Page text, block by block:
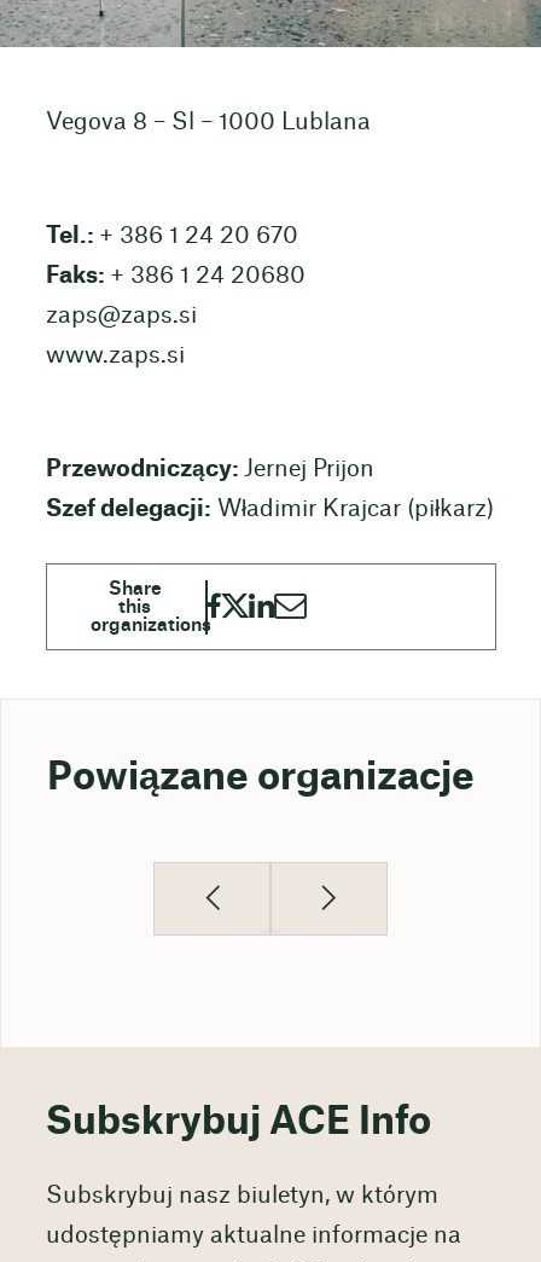
Vegova 8 – Sl – 1000 Lublana
Tel.: + 386 1 24 20 670
Faks: + 386 1 24 20680
zaps@zaps.si
www.zaps.si
Przewodniczący: Jernej Prijon
Szef delegacji: Władimir Krajcar (piłkarz)
Powiązane organizacje
Subskrybuj ACE Info
Subskrybuj nasz biuletyn, w którym
udostępniamy aktualne informacje na